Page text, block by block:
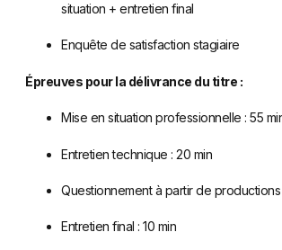
situation + entretien final
Enquête de satisfaction stagiaire
Épreuves pour la délivrance du titre :
Mise en situation professionnelle : 55
Entretien technique : 20 min
Questionnement à partir de productions
Entretien final : 10 min